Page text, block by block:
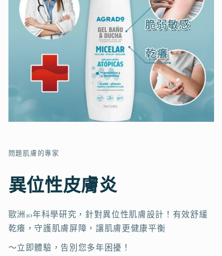
問題肌膚的專家
異位性皮膚炎
歐洲10年科學研究，針對異位性肌膚設計！有效舒緩
乾癢，守護肌膚屏障，讓肌膚更健康平衡
～立即體驗，告別您多年困擾！